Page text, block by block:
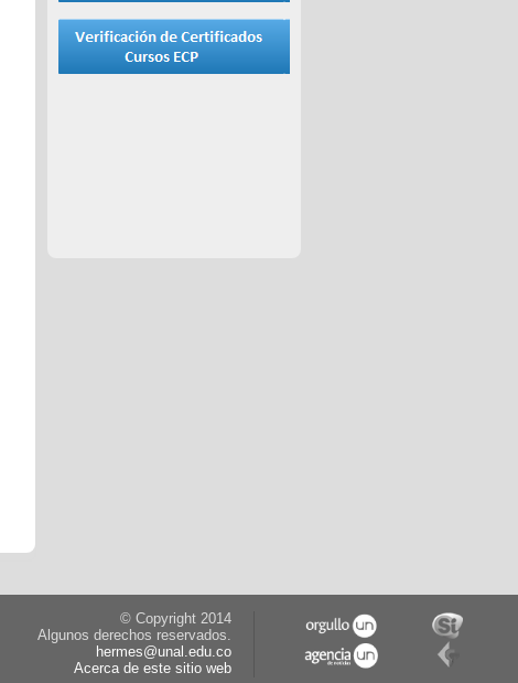
© Copyright 2014
Algunos derechos reservados.
hermes@unal.edu.co
Acerca de este sitio web